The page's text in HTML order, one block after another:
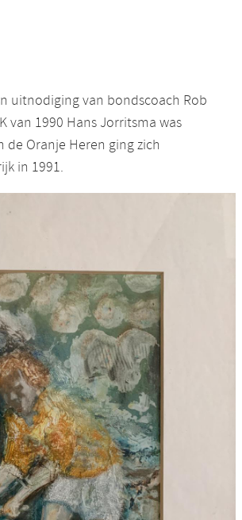
uitnodiging van bondscoach Rob
van 1990 Hans Jorritsma was
Oranje Heren ging zich
in 1991.